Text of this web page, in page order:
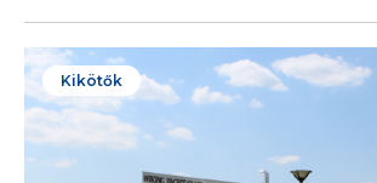
Kikötők